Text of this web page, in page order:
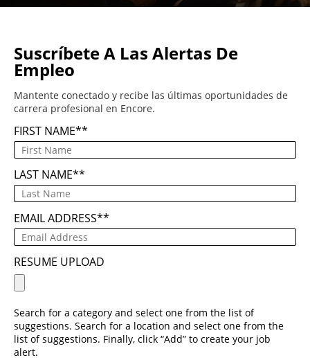
Suscríbete A Las Alertas De
Empleo
Mantente conectado y recibe las últimas oportunidades de
carrera profesional en Encore.
FIRST NAME*
LAST NAME*
EMAIL ADDRESS*
RESUME UPLOAD
Search for a category and select one from the list of
suggestions. Search for a location and select one from the
list of suggestions. Finally, click “Add” to create your job
alert.